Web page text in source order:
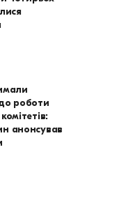
роботи
анонсував